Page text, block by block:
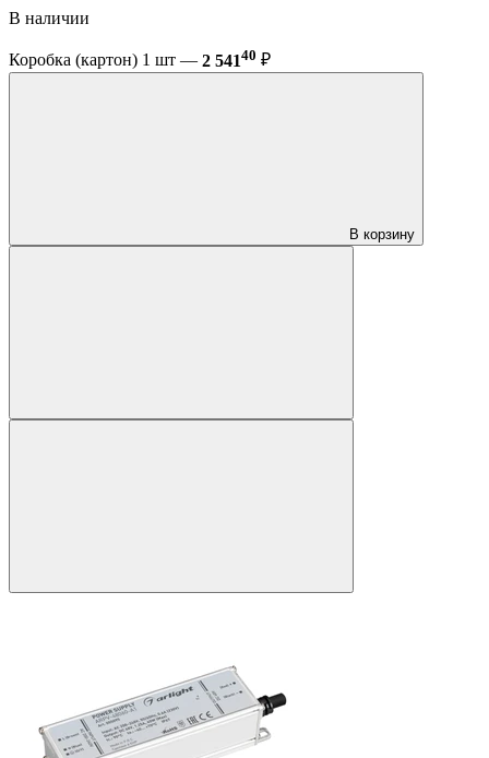
В наличии
Коробка (картон) 1 шт — 2 54140 ₽
В корзину